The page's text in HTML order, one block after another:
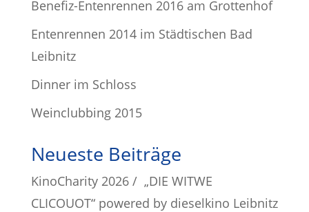
Benefiz-Entenrennen 2016 am Grottenhof
Entenrennen 2014 im Städtischen Bad
Leibnitz
Dinner im Schloss
Weinclubbing 2015
Neueste Beiträge
KinoCharity 2026 / „DIE WITWE
CLICOUOT“ powered by dieselkino Leibnitz